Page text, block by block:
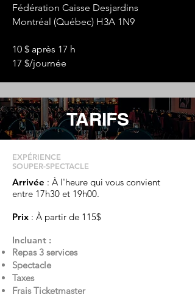
Fédération Caisse Desjardins
Montréal (Québec) H3A 1N9
10 $ après 17 h
17 $/journée
TARIFS
EXPÉRIENCE
SOUPER-SPECTACLE
Arrivée : À l'heure qui vous convient
entre 17h30 et 19h00.
Prix : À partir de 115$
Incluant :
Repas 3 services
Spectacle
Taxes
Frais Ticketmaster